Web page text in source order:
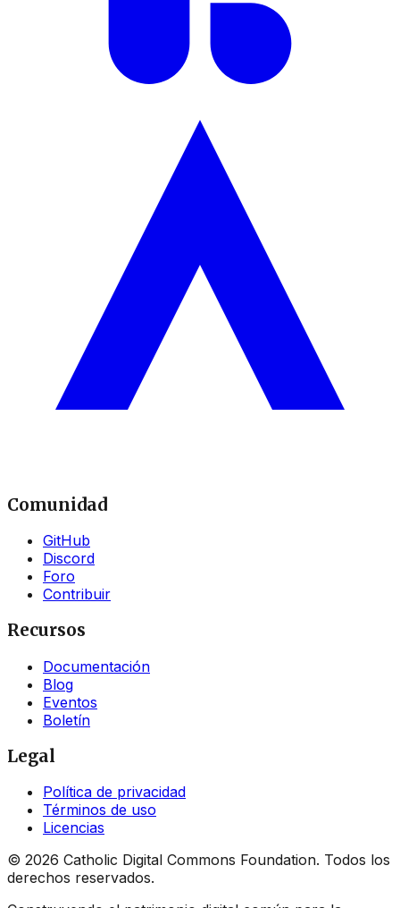
Comunidad
GitHub
Discord
Foro
Contribuir
Recursos
Documentación
Blog
Eventos
Boletín
Legal
Política de privacidad
Términos de uso
Licencias
© 2026 Catholic Digital Commons Foundation. Todos los
derechos reservados.